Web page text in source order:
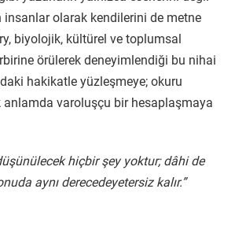
olarak kendilerini de metne
biyolojik, kültürel ve toplumsal
örülerek deneyimlendiği bu nihai
hakikatle yüzleşmeye; okuru
anlamda varoluşçu bir hesaplaşmaya
hiçbir şey yoktur; dâhi de
aynı derecedeyetersiz kalır.”